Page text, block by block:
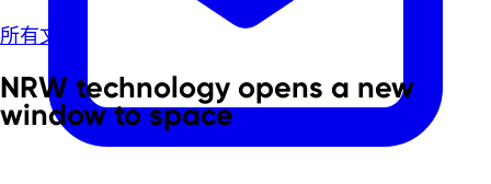
所有文章
NRW technology opens a new
window to space